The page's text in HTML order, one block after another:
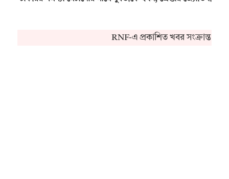
RNF-এ প্রকাশিত খবর সংক্রান্ত